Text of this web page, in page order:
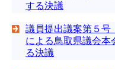
する決議
議員提出議案第５
による鳥取県議会本
る決議